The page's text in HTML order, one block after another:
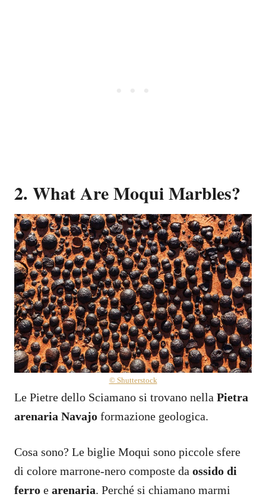
2. What Are Moqui Marbles?
© Shutterstock
Le Pietre dello Sciamano si trovano nella Pietra
arenaria Navajo formazione geologica.
Cosa sono? Le biglie Moqui sono piccole sfere
di colore marrone-nero composte da ossido di
ferro e arenaria. Perché si chiamano marmi